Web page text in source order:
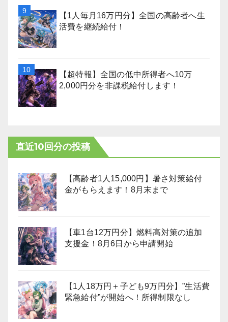
【1人毎月16万円分】全国の高齢者へ生
活費を継続給付！
【超特報】全国の低中所得者へ10万
2,000円分を非課税給付します！
直近10回分の投稿
【高齢者1人15,000円】暑さ対策給付
金がもらえます！8月末まで
【車1台12万円分】燃料高対策の追加
支援金！8月6日から申請開始
【1人18万円＋子ども9万円分】”生活費
緊急給付”が開始へ！所得制限なし